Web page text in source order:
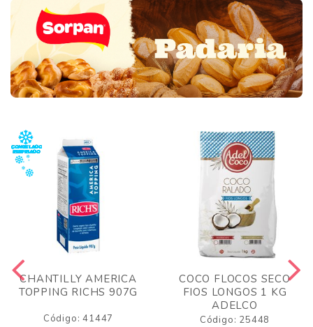
CHANTILLY AMERICA
TOPPING RICHS 907G
Código: 41447
COCO FLOCOS SECO
FIOS LONGOS 1 KG
ADELCO
Código: 25448